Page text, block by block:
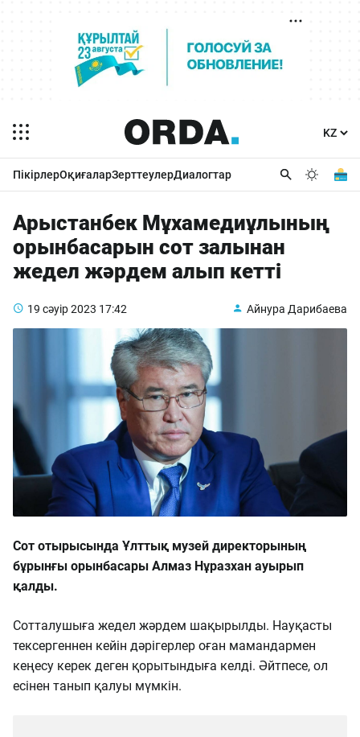
ПікірлерОқиғаларЗерттеулерДиалогтар
Арыстанбек Мұхамедиұлының
орынбасарын сот залынан
жедел жәрдем алып кетті
19 сәуір 2023 17:42 Айнура Дарибаева
Сот отырысында Ұлттық музей директорының
бұрынғы орынбасары Алмаз Нұразхан ауырып
қалды.
Сотталушыға жедел жәрдем шақырылды. Науқасты
тексергеннен кейін дәрігерлер оған мамандармен
кеңесу керек деген қорытындыға келді. Әйтпесе, ол
есінен танып қалуы мүмкін.